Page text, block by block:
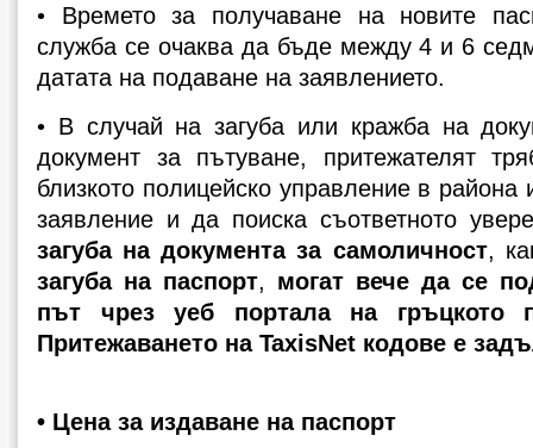
• Времето за получаване на новите
служба се очаква да бъде между 4 и 6
датата на подаване на заявлението.
• В случай на загуба или кражба на
документ за пътуване, притежателят
близкото полицейско управление в района
заявление и да поиска съответното
загуба на документа за самоличност,
загуба на паспорт, могат вече да се
път чрез уеб портала на гръцкото
Притежаването на TaxisNet кодове е
• Цена за издаване на паспорт